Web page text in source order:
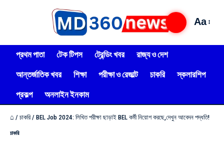
Aa
প্রথম পাতা টেক টিপস ট্রেন্ডিং খবর
রাজ্য ও দেশ
আন্তর্জাতিক খবর
শিক্ষা পরীক্ষা ও রেজাল্ট চাকরি
স্কলারশিপ
প্রকল্প
অনলাইন ইনকাম
⌂ / চাকরি / BEL Job 2024: লিখিত পরীক্ষা ছাড়াই BEL কর্মী নিয়োগ করছে,দেখুন আবেদন পদ্ধতি!
চাকরি